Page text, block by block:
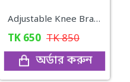
Adjustable Knee Brace
TK 650 TK850
অর্ডার করুন